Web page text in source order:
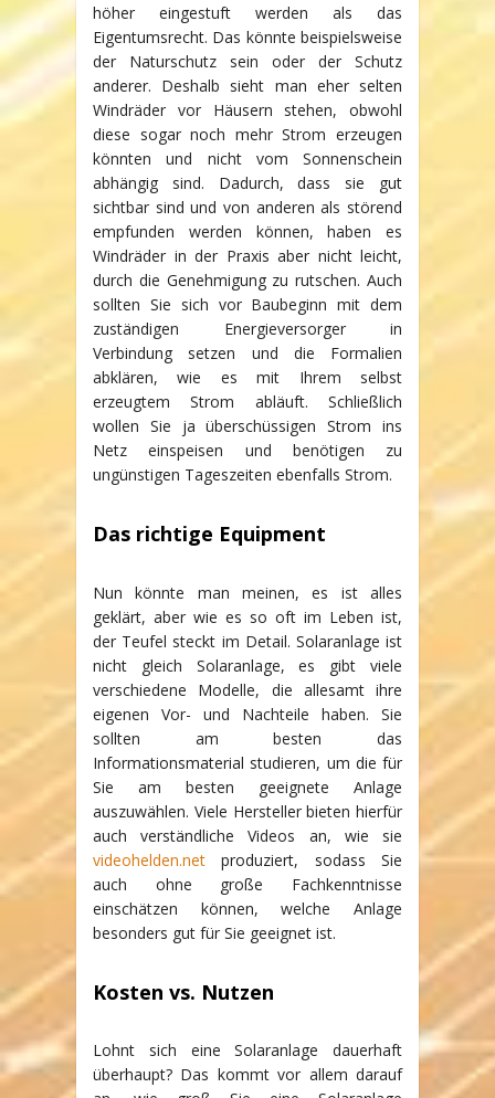
höher eingestuft werden als das
Eigentumsrecht. Das könnte beispielsweise
der Naturschutz sein oder der Schutz
anderer. Deshalb sieht man eher selten
Windräder vor Häusern stehen, obwohl
diese sogar noch mehr Strom erzeugen
könnten und nicht vom Sonnenschein
abhängig sind. Dadurch, dass sie gut
sichtbar sind und von anderen als störend
empfunden werden können, haben es
Windräder in der Praxis aber nicht leicht,
durch die Genehmigung zu rutschen. Auch
sollten Sie sich vor Baubeginn mit dem
zuständigen Energieversorger in
Verbindung setzen und die Formalien
abklären, wie es mit Ihrem selbst
erzeugtem Strom abläuft. Schließlich
wollen Sie ja überschüssigen Strom ins
Netz einspeisen und benötigen zu
ungünstigen Tageszeiten ebenfalls Strom.
Das richtige Equipment
Nun könnte man meinen, es ist alles
geklärt, aber wie es so oft im Leben ist,
der Teufel steckt im Detail. Solaranlage ist
nicht gleich Solaranlage, es gibt viele
verschiedene Modelle, die allesamt ihre
eigenen Vor- und Nachteile haben. Sie
sollten am besten das
Informationsmaterial studieren, um die für
Sie am besten geeignete Anlage
auszuwählen. Viele Hersteller bieten hierfür
auch verständliche Videos an, wie sie
videohelden.net produziert, sodass Sie
auch ohne große Fachkenntnisse
einschätzen können, welche Anlage
besonders gut für Sie geeignet ist.
Kosten vs. Nutzen
Lohnt sich eine Solaranlage dauerhaft
überhaupt? Das kommt vor allem darauf